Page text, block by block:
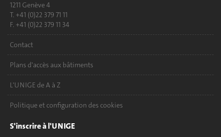
1211 Genève 4
T. +41 (0)22 379 71 11
F. +41 (0)22 379 11 34
Contact
Plans d'accès aux bâtiments
L'UNIGE de A à Z
Politique et configuration des cookies
S'inscrire à l'UNIGE